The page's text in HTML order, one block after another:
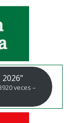
veces –